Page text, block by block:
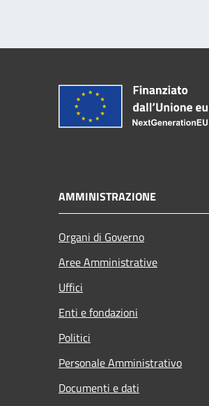
AMMINISTRAZIONE
Organi di Governo
Aree Amministrative
Uffici
Enti e fondazioni
Politici
Personale Amministrativo
Documenti e dati